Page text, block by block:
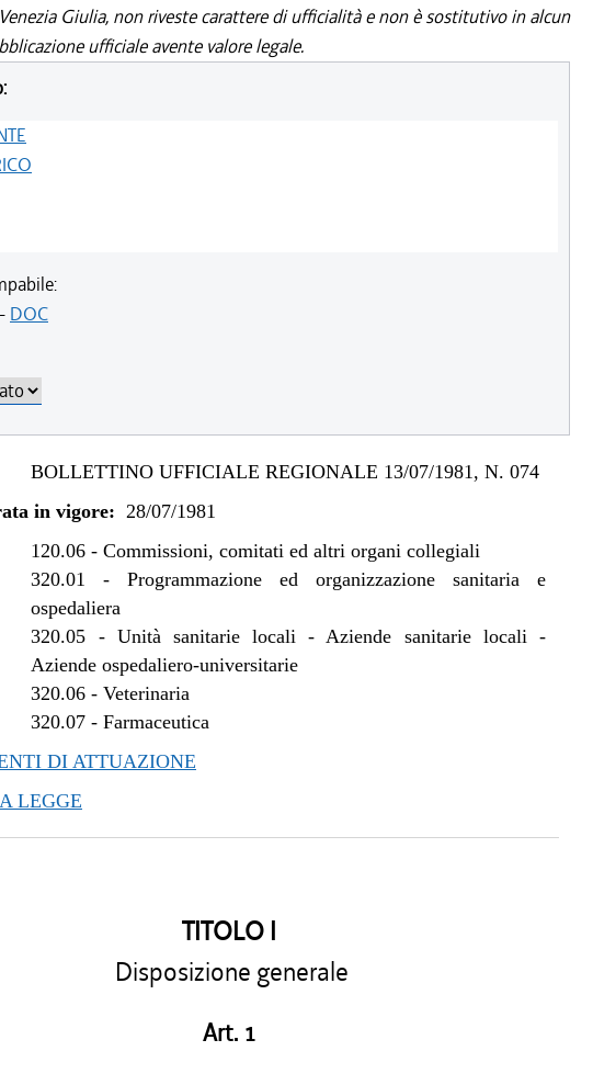
Giulia, non riveste carattere di ufficialità e non è sostitutivo in alcun
ufficiale avente valore legale.
- DOC
BOLLETTINO UFFICIALE REGIONALE 13/07/1981, N. 074
in vigore: 28/07/1981
120.06 -Commissioni, comitati ed altri organi collegiali
320.01 -Programmazione ed organizzazione sanitaria e
ospedaliera
320.05 - Unità sanitarie locali - Aziende sanitarie locali -
Aziende ospedaliero-universitarie
320.06 -Veterinaria
320.07 -Farmaceutica
DI ATTUAZIONE
LEGGE
TITOLO I
Disposizione generale
Art. 1